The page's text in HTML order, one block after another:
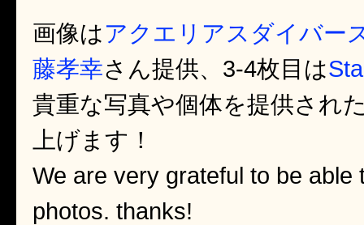
画像はアクエリアスダイバー
藤孝幸さん提供、3-4枚目は
貴重な写真や個体を提供され
上げます！
We are very grateful to be able
photos. thanks!